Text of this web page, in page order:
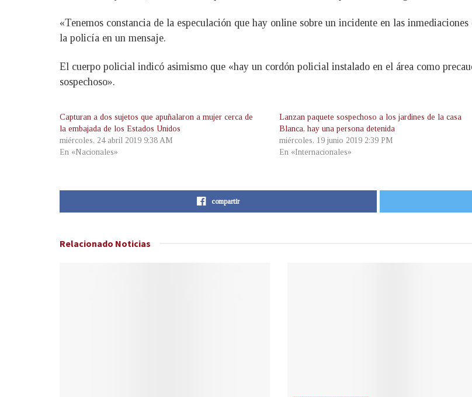
«Tenemos constancia de la especulación que hay online sobre un incidente en las
la policía en un mensaje.
El cuerpo policial indicó asimismo que «hay un cordón policial instalado en el área como
sospechoso».
Capturan a dos sujetos que apuñalaron a mujer cerca de
la embajada de los Estados Unidos
miércoles, 24 abril 2019 9:38 AM
En «Nacionales»
Lanzan paquete sospechoso a los jardines de la casa
Blanca, hay una persona detenida
miércoles, 19 junio 2019 2:39 PM
En «Internacionales»
compartir
Relacionado Noticias